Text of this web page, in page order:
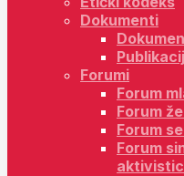
Dokumenti
Forumi
Forum
Forum
Forum
Forum